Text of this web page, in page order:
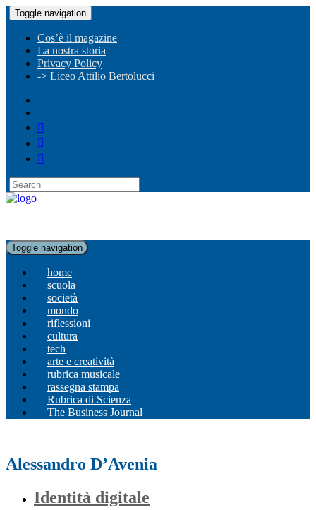
Toggle navigation
Cos’è il magazine
La nostra storia
Privacy Policy
-> Liceo Attilio Bertolucci
Toggle navigation
home
scuola
società
mondo
riflessioni
cultura
tech
arte e creatività
rubrica musicale
rassegna stampa
Rubrica di Scienza
The Business Journal
Alessandro D’Avenia
Identità digitale